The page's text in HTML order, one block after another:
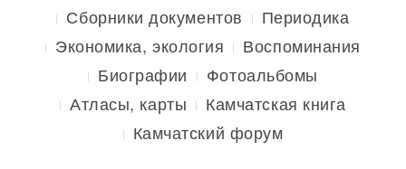
Сборники документов
Периодика
Экономика, экология
Воспоминания
Биографии
Фотоальбомы
Атласы, карты
Камчатская книга
Камчатский форум